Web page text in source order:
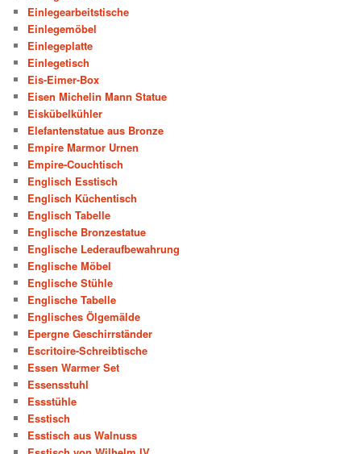
Einlegearbeitstische
Einlegemöbel
Einlegeplatte
Einlegetisch
Eis-Eimer-Box
Eisen Michelin Mann Statue
Eiskübelkühler
Elefantenstatue aus Bronze
Empire Marmor Urnen
Empire-Couchtisch
Englisch Esstisch
Englisch Küchentisch
Englisch Tabelle
Englische Bronzestatue
Englische Lederaufbewahrung
Englische Möbel
Englische Stühle
Englische Tabelle
Englisches Ölgemälde
Epergne Geschirrständer
Escritoire-Schreibtische
Essen Warmer Set
Essensstuhl
Essstühle
Esstisch
Esstisch aus Walnuss